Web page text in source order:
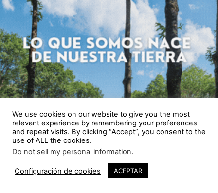
We use cookies on our website to give you the most
relevant experience by remembering your preferences
and repeat visits. By clicking “Accept”, you consent to the
use of ALL the cookies.
Do not sell my personal information.
Configuración de cookies ACEPTAR